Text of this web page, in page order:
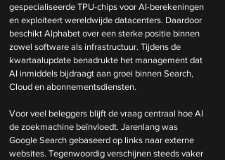
gespecialiseerde TPU-chips voor AI-berekeningen
en exploiteert wereldwijde datacenters. Daardoor
beschikt Alphabet over een sterke positie binnen
zowel software als infrastructuur. Tijdens de
kwartaalupdate benadrukte het management dat
AI inmiddels bijdraagt aan groei binnen Search,
Cloud en abonnementsdiensten.
Voor veel beleggers blijft de vraag centraal hoe AI
de zoekmachine beïnvloedt. Jarenlang was
Google Search gebaseerd op links naar externe
websites. Tegenwoordig verschijnen steeds vaker